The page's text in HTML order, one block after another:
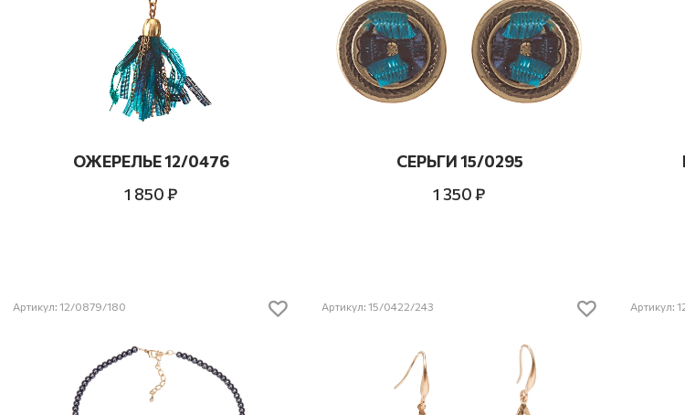
ОЖЕРЕЛЬЕ 12/0476
1 850 ₽
СЕРЬГИ 15/0295
1 350 ₽
Артикул: 12/0879/180 Артикул: 15/0422/243 Артикул: